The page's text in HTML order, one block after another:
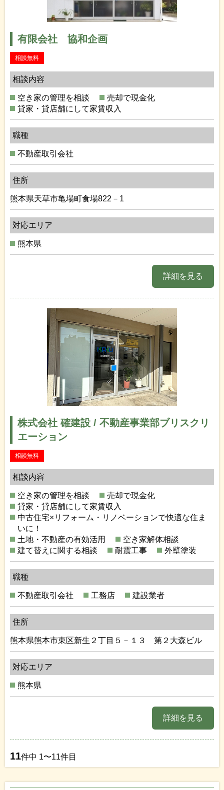
有限会社 協和企画
相談無料
相談内容
空き家の管理を相談
売却で現金化
貸家・貸店舗にして家賃収入
職種
不動産取引会社
住所
熊本県天草市亀場町食場822－1
対応エリア
熊本県
詳細を見る
株式会社 確建設 / 不動産事業部ブリスクリ
エーション
相談無料
相談内容
空き家の管理を相談
売却で現金化
貸家・貸店舗にして家賃収入
中古住宅×リフォーム・リノベーションで快適な住ま
いに！
土地・不動産の有効活用
空き家解体相談
建て替えに関する相談
耐震工事 外壁塗装
職種
不動産取引会社 工務店 建設業者
住所
熊本県熊本市東区新生２丁目５－１３ 第２大森ビル
対応エリア
熊本県
詳細を見る
11件中 1〜11件目